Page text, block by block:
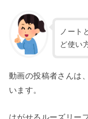
ノート
ど使い
動画の投稿者さんは
います。
はがせるルーズリー